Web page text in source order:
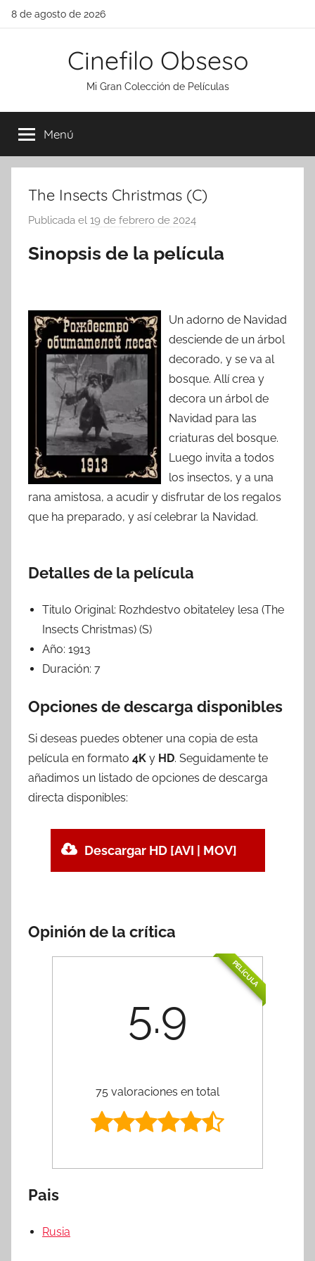
Saltar
8 de agosto de 2026
Cinefilo Obseso
Mi Gran Colección de Películas
Menú
The Insects Christmas (C)
Publicada el 19 de febrero de 2024
r
Sinopsis de la película
Un adorno de Navidad
desciende de un árbol
decorado, y se va al
bosque. Allí crea y
decora un árbol de
Navidad para las
criaturas del bosque.
Luego invita a todos
los insectos, y a una
rana amistosa, a acudir y disfrutar de los regalos
que ha preparado, y así celebrar la Navidad.
Detalles de la película
Titulo Original: Rozhdestvo obitateley lesa (The
Insects Christmas) (S)
Año: 1913
Duración: 7
Opciones de descarga disponibles
Si deseas puedes obtener una copia de esta
película en formato 4K y HD. Seguidamente te
añadimos un listado de opciones de descarga
directa disponibles:
Descargar HD [AVI | MOV]
Opinión de la crítica
PELÍCULA
5.9
75 valoraciones en total
Pais
Rusia